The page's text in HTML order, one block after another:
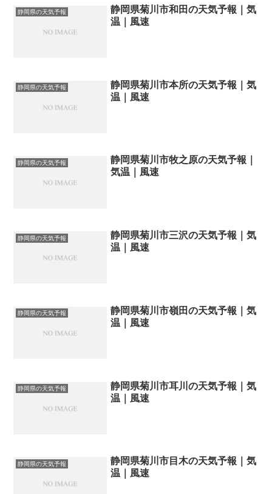
静岡県の天気予報
静岡県菊川市和田の天気予報｜気
温｜風速
静岡県の天気予報
静岡県菊川市本所の天気予報｜気
温｜風速
静岡県の天気予報
静岡県菊川市牧之原の天気予報｜
気温｜風速
静岡県の天気予報
静岡県菊川市三沢の天気予報｜気
温｜風速
静岡県の天気予報
静岡県菊川市嶺田の天気予報｜気
温｜風速
静岡県の天気予報
静岡県菊川市耳川の天気予報｜気
温｜風速
静岡県の天気予報
静岡県菊川市目木の天気予報｜気
温｜風速